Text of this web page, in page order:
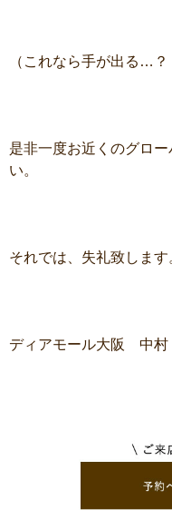
（これなら手が出る…？
是非一度お近くのグロ
い。
それでは、失礼致します
ディアモール大阪 中村